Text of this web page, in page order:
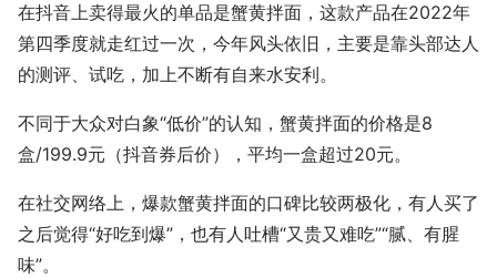
在抖音上卖得最火的单品是蟹黄拌面，这款产品在2022年
第四季度就走红过一次，今年风头依旧，主要是靠头部达人
的测评、试吃，加上不断有自来水安利。
不同于大众对白象“低价”的认知，蟹黄拌面的价格是8
盒/199.9元（抖音券后价），平均一盒超过20元。
在社交网络上，爆款蟹黄拌面的口碑比较两极化，有人买了
之后觉得“好吃到爆”，也有人吐槽“又贵又难吃”“腻、有腥
味”。